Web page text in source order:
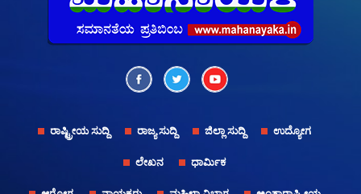
ರಾಷ್ಟ್ರೀಯ ಸುದ್ದಿ ರಾಜ್ಯ ಸುದ್ದಿ ಜಿಲ್ಲಾ ಸುದ್ದಿ ಉದ್ಯೋಗ
ಲೇಖನ ಧಾರ್ಮಿಕ